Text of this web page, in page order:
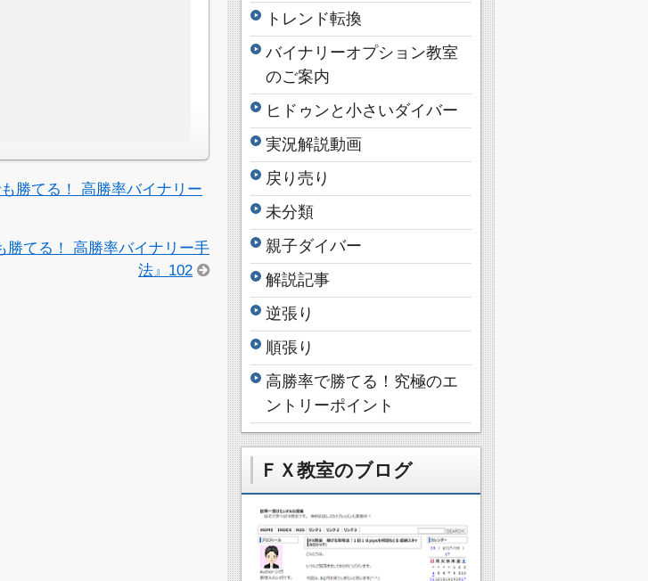
勝てる！ 高勝率バイナリー
てる！ 高勝率バイナリー手
法』102
トレンド転換
バイナリーオプション教室
のご案内
ヒドゥンと小さいダイバー
実況解説動画
戻り売り
未分類
親子ダイバー
解説記事
逆張り
順張り
高勝率で勝てる！究極のエ
ントリーポイント
ＦＸ教室のブログ